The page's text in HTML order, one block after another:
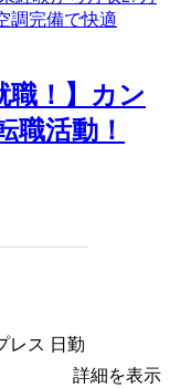
職！】カン
職活動！
レス 日勤
詳細を表示